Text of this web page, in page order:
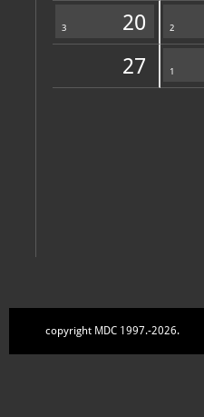
3 20 2
27 1
Zbirke
copyright MDC 1997.-2026.